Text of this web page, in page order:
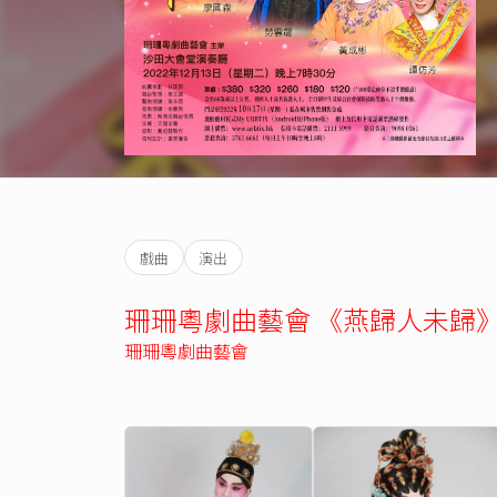
戲曲 演出
珊珊粵劇曲藝會 《燕歸人未歸
珊珊粵劇曲藝會